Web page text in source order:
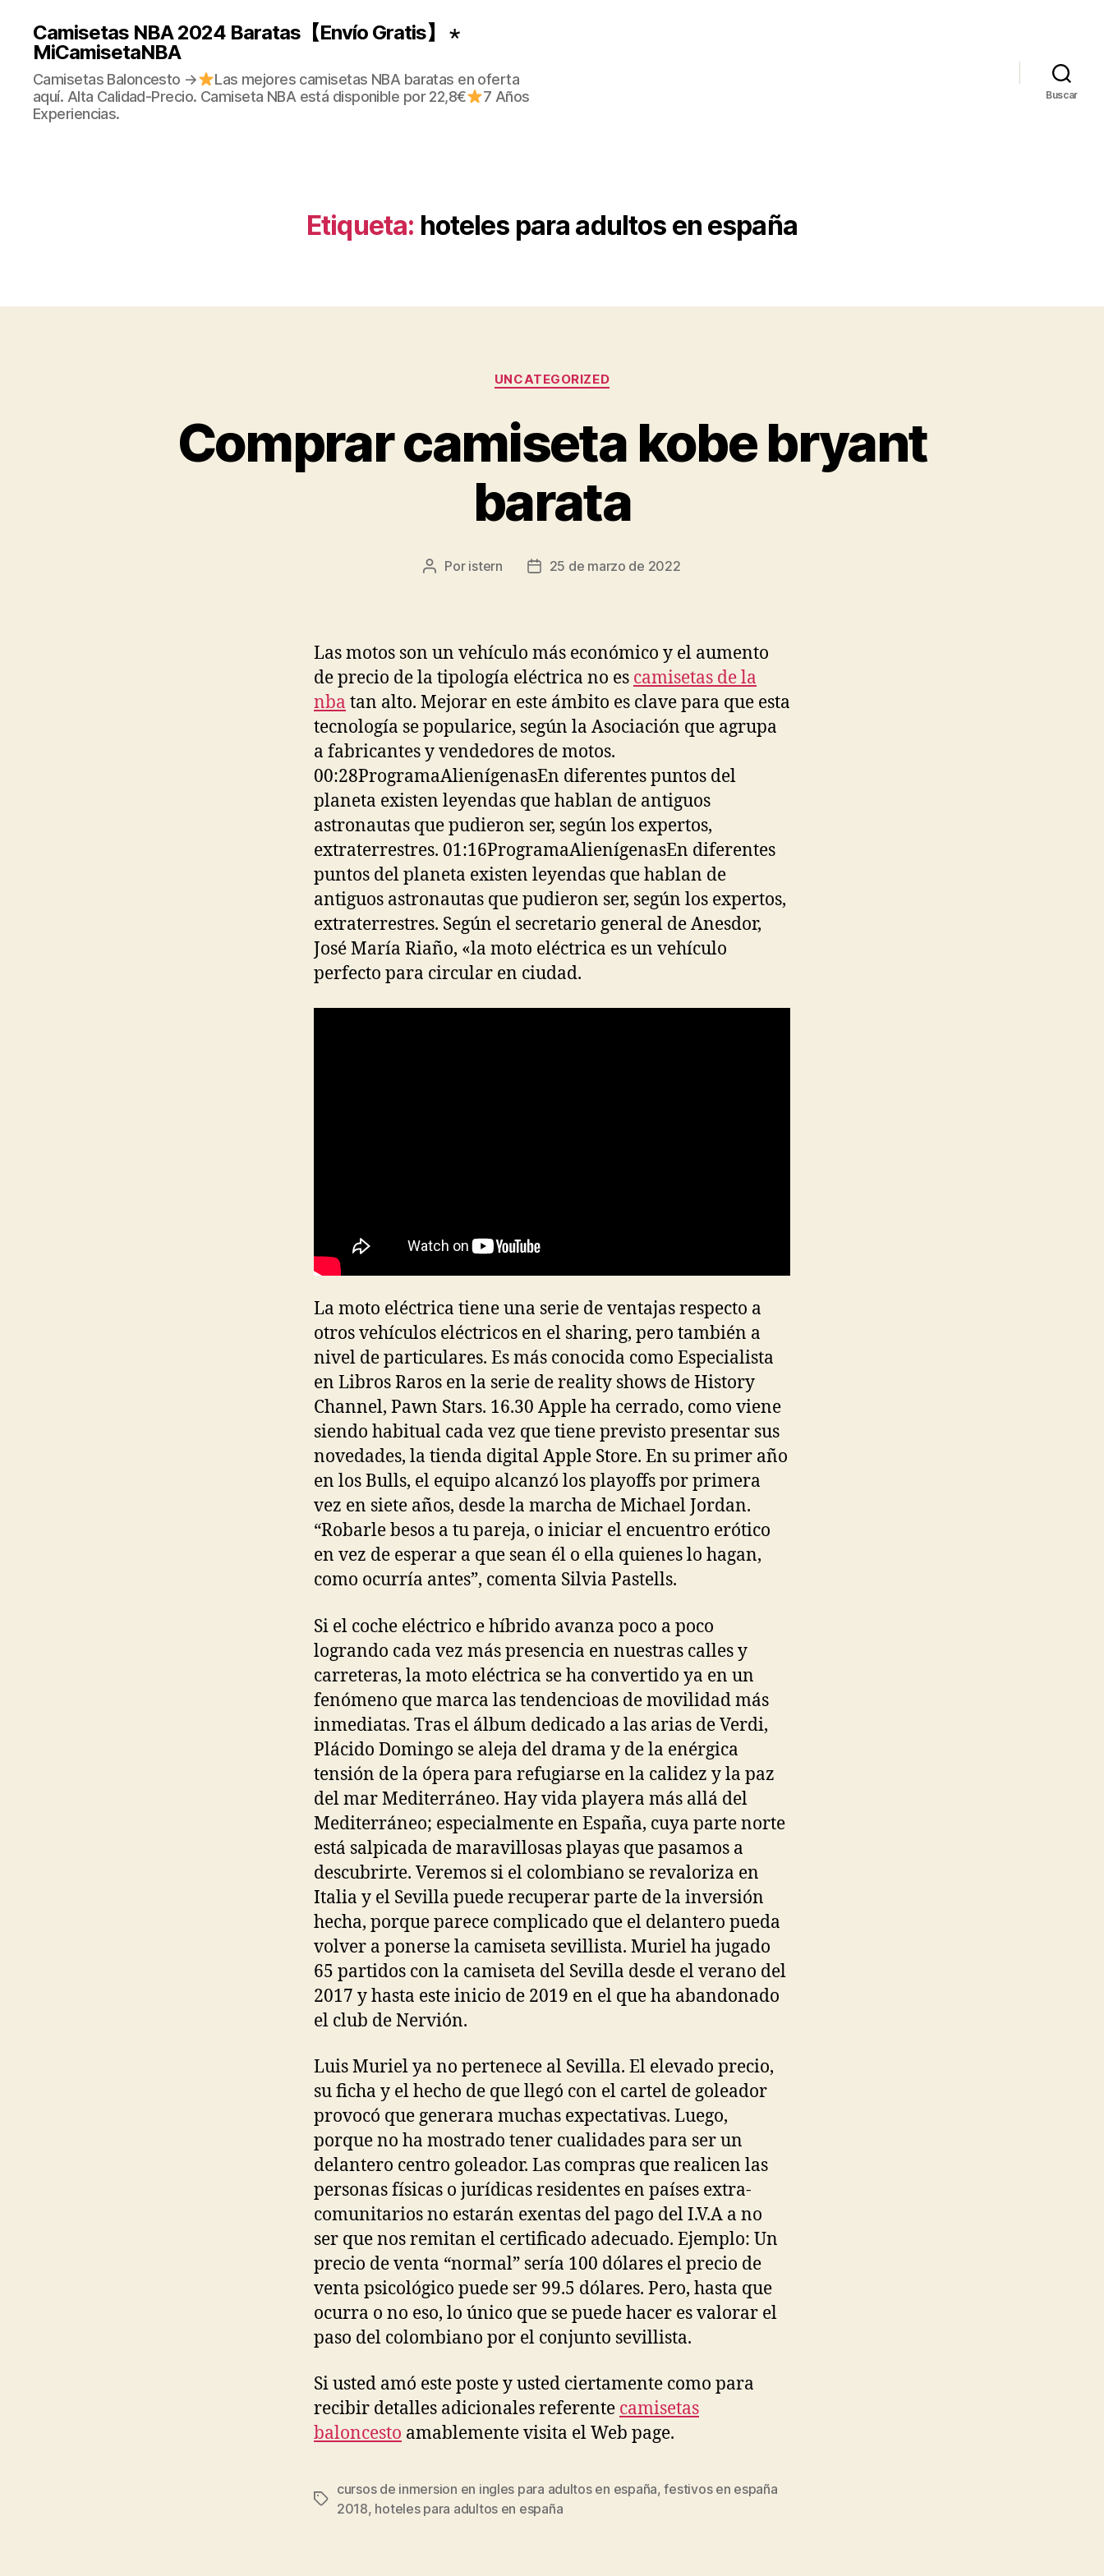
Camisetas NBA 2024 Baratas【Envío Gratis】 ⋆
MiCamisetaNBA
Camisetas Baloncesto →
Las mejores camisetas NBA baratas en oferta
aquí. Alta Calidad-Precio. Camiseta NBA está disponible por 22,8€
7 Años
Experiencias.
Buscar
Etiqueta: hoteles para adultos en españa
Categorías
UNCATEGORIZED
Comprar camiseta kobe bryant
barata
Autor
Por istern
Fecha25 de marzo de 2022
Las motos son un vehículo más económico y el aumento
de precio de la tipología eléctrica no es camisetas de la
nba tan alto. Mejorar en este ámbito es clave para que esta
tecnología se popularice, según la Asociación que agrupa
a fabricantes y vendedores de motos.
00:28ProgramaAlienígenasEn diferentes puntos del
planeta existen leyendas que hablan de antiguos
astronautas que pudieron ser, según los expertos,
extraterrestres. 01:16ProgramaAlienígenasEn diferentes
puntos del planeta existen leyendas que hablan de
antiguos astronautas que pudieron ser, según los expertos,
extraterrestres. Según el secretario general de Anesdor,
José María Riaño, «la moto eléctrica es un vehículo
perfecto para circular en ciudad.
La moto eléctrica tiene una serie de ventajas respecto a
otros vehículos eléctricos en el sharing, pero también a
nivel de particulares. Es más conocida como Especialista
en Libros Raros en la serie de reality shows de History
Channel, Pawn Stars. 16.30 Apple ha cerrado, como viene
siendo habitual cada vez que tiene previsto presentar sus
novedades, la tienda digital Apple Store. En su primer año
en los Bulls, el equipo alcanzó los playoffs por primera
vez en siete años, desde la marcha de Michael Jordan.
“Robarle besos a tu pareja, o iniciar el encuentro erótico
en vez de esperar a que sean él o ella quienes lo hagan,
como ocurría antes”, comenta Silvia Pastells.
Si el coche eléctrico e híbrido avanza poco a poco
logrando cada vez más presencia en nuestras calles y
carreteras, la moto eléctrica se ha convertido ya en un
fenómeno que marca las tendencioas de movilidad más
inmediatas. Tras el álbum dedicado a las arias de Verdi,
Plácido Domingo se aleja del drama y de la enérgica
tensión de la ópera para refugiarse en la calidez y la paz
del mar Mediterráneo. Hay vida playera más allá del
Mediterráneo; especialmente en España, cuya parte norte
está salpicada de maravillosas playas que pasamos a
descubrirte. Veremos si el colombiano se revaloriza en
Italia y el Sevilla puede recuperar parte de la inversión
hecha, porque parece complicado que el delantero pueda
volver a ponerse la camiseta sevillista. Muriel ha jugado
65 partidos con la camiseta del Sevilla desde el verano del
2017 y hasta este inicio de 2019 en el que ha abandonado
el club de Nervión.
Luis Muriel ya no pertenece al Sevilla. El elevado precio,
su ficha y el hecho de que llegó con el cartel de goleador
provocó que generara muchas expectativas. Luego,
porque no ha mostrado tener cualidades para ser un
delantero centro goleador. Las compras que realicen las
personas físicas o jurídicas residentes en países extra-
comunitarios no estarán exentas del pago del I.V.A a no
ser que nos remitan el certificado adecuado. Ejemplo: Un
precio de venta “normal” sería 100 dólares el precio de
venta psicológico puede ser 99.5 dólares. Pero, hasta que
ocurra o no eso, lo único que se puede hacer es valorar el
paso del colombiano por el conjunto sevillista.
Si usted amó este poste y usted ciertamente como para
recibir detalles adicionales referente camisetas
baloncesto amablemente visita el Web page.
Etiquetas
cursos de inmersion en ingles para adultos en españa,festivos en españa
2018, hoteles para adultos en españa